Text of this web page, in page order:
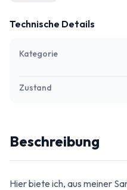
Technische Details
Kategorie
Zustand
Beschreibung
Hier biete ich, aus meiner